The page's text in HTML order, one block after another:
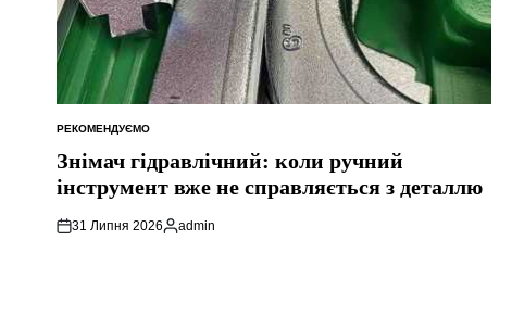
ОПУБЛІКУВАТИ
РЕКОМЕНДУЄМО
Знімач гідравлічний: коли ручний
інструмент вже не справляється з деталлю
31 Липня 2026
Опубліковано
admin